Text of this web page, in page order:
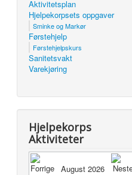
Aktivitetsplan
Hjelpekorpsets oppgaver
Sminke og Markør
Førstehjelp
Førstehjelpskurs
Sanitetsvakt
Varekjøring
Hjelpekorps
Aktiviteter
August 2026